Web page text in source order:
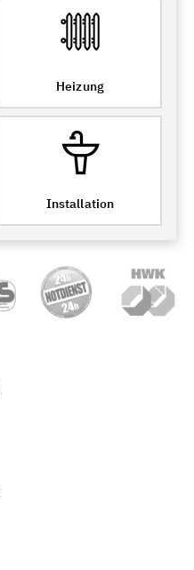
Heizung
Installation